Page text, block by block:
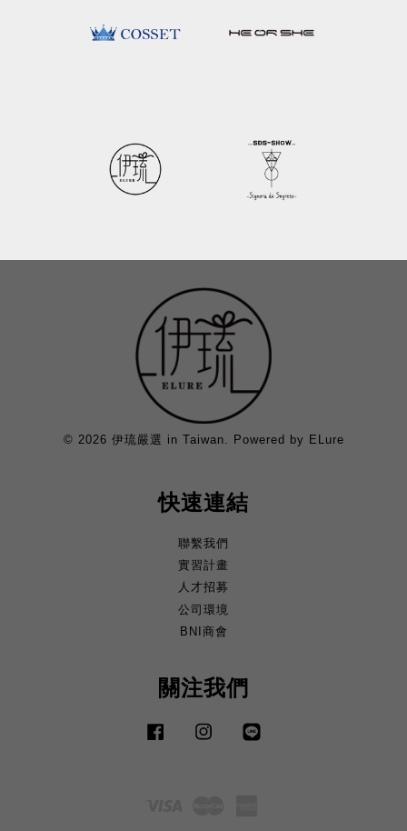
© 2026 伊琉嚴選 in Taiwan. Powered by ELure
快速連結
聯繫我們
實習計畫
人才招募
公司環境
BNI商會
關注我們
Facebook Instagram